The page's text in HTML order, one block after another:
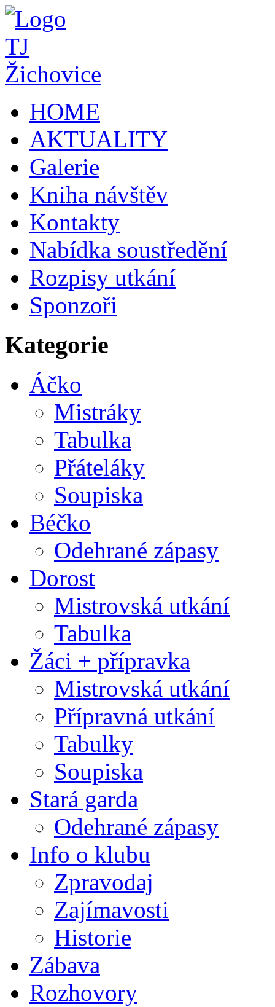
HOME
AKTUALITY
Galerie
Kniha návštěv
Kontakty
Nabídka soustředění
Rozpisy utkání
Sponzoři
Kategorie
Áčko
Mistráky
Tabulka
Přáteláky
Soupiska
Béčko
Odehrané zápasy
Dorost
Mistrovská utkání
Tabulka
Žáci + přípravka
Mistrovská utkání
Přípravná utkání
Tabulky
Soupiska
Stará garda
Odehrané zápasy
Info o klubu
Zpravodaj
Zajímavosti
Historie
Zábava
Rozhovory